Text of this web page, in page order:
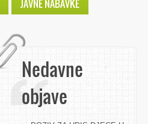
JAVNE NABAVKE
Nedavne
objave